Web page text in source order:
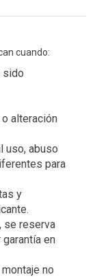
cuando:
sido
alteración
uso, abuso
para
y
se reserva
en
no